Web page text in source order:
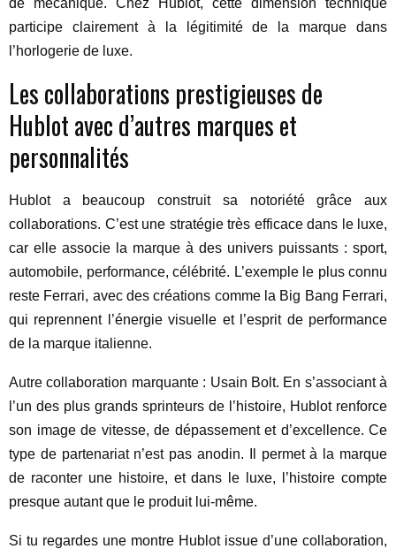
de mécanique. Chez Hublot, cette dimension technique
participe clairement à la légitimité de la marque dans
l’horlogerie de luxe.
Les collaborations prestigieuses de
Hublot avec d’autres marques et
personnalités
Hublot a beaucoup construit sa notoriété grâce aux
collaborations. C’est une stratégie très efficace dans le luxe,
car elle associe la marque à des univers puissants : sport,
automobile, performance, célébrité. L’exemple le plus connu
reste Ferrari, avec des créations comme la Big Bang Ferrari,
qui reprennent l’énergie visuelle et l’esprit de performance
de la marque italienne.
Autre collaboration marquante : Usain Bolt. En s’associant à
l’un des plus grands sprinteurs de l’histoire, Hublot renforce
son image de vitesse, de dépassement et d’excellence. Ce
type de partenariat n’est pas anodin. Il permet à la marque
de raconter une histoire, et dans le luxe, l’histoire compte
presque autant que le produit lui-même.
Si tu regardes une montre Hublot issue d’une collaboration,